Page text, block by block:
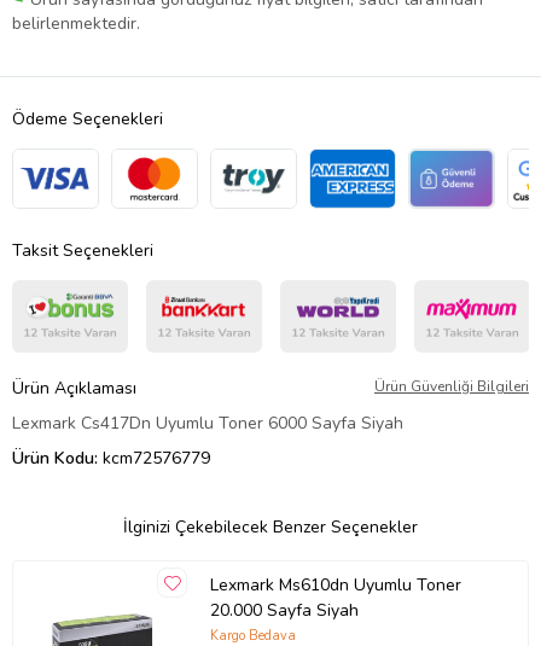
belirlenmektedir.
Ödeme Seçenekleri
Taksit Seçenekleri
Ürün Açıklaması Ürün Güvenliği Bilgileri
Lexmark Cs417Dn Uyumlu Toner 6000 Sayfa Siyah
Ürün Kodu: kcm72576779
İlginizi Çekebilecek Benzer Seçenekler
Lexmark Ms610dn Uyumlu Toner
20.000 Sayfa Siyah
Kargo Bedava